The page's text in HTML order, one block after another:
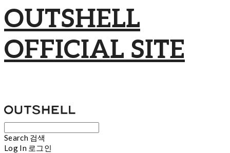
OUTSHELL
OFFICIAL SITE
Search 검색
Log In 로그인